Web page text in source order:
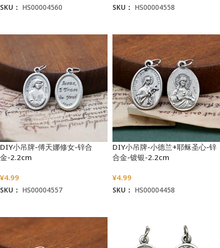
SKU： HS00004560 SKU： HS00004558
DIY小吊牌-傅天娜修女-锌合
金-2.2cm
¥4.99
SKU： HS00004557
DIY小吊牌-小德兰+耶稣圣心-锌
合金-镀银-2.2cm
¥4.99
SKU： HS00004458